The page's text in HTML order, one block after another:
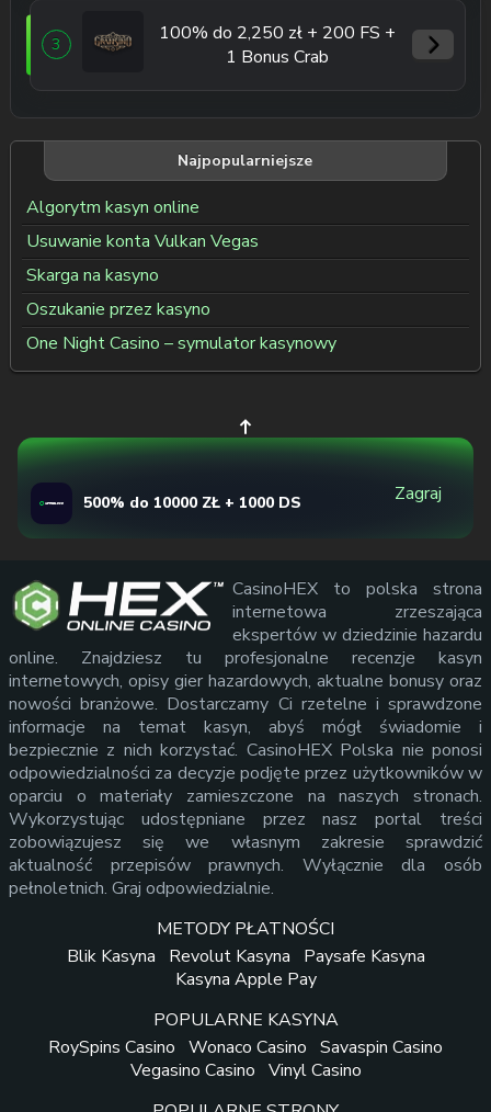
3
100% do 2,250 zł + 200 FS +
1 Bonus Crab
Najpopularniejsze
Algorytm kasyn online
Usuwanie konta Vulkan Vegas
Skarga na kasyno
Oszukanie przez kasyno
One Night Casino – symulator kasynowy
500% do 10000 ZŁ + 1000 DS Zagraj
CasinoHEX to polska strona
internetowa zrzeszająca
ekspertów w dziedzinie hazardu
online. Znajdziesz tu profesjonalne recenzje kasyn
internetowych, opisy gier hazardowych, aktualne bonusy oraz
nowości branżowe. Dostarczamy Ci rzetelne i sprawdzone
informacje na temat kasyn, abyś mógł świadomie i
bezpiecznie z nich korzystać. CasinoHEX Polska nie ponosi
odpowiedzialności za decyzje podjęte przez użytkowników w
oparciu o materiały zamieszczone na naszych stronach.
Wykorzystując udostępniane przez nasz portal treści
zobowiązujesz się we własnym zakresie sprawdzić
aktualność przepisów prawnych. Wyłącznie dla osób
pełnoletnich. Graj odpowiedzialnie.
METODY PŁATNOŚCI
Blik Kasyna
Revolut Kasyna
Paysafe Kasyna
Kasyna Apple Pay
POPULARNE KASYNA
RoySpins Casino Wonaco Casino Savaspin Casino
Vegasino Casino Vinyl Casino